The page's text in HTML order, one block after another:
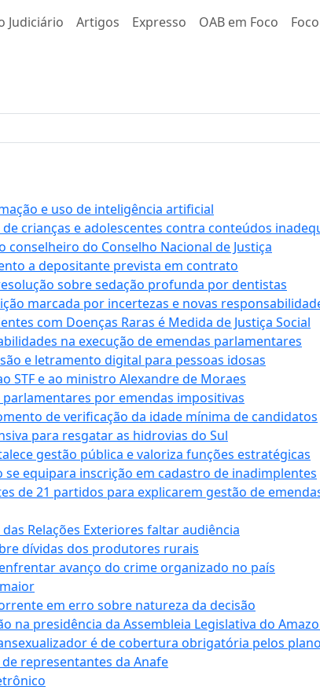
Judiciário Artigos Expresso OAB em Foco
e uso de inteligência artificial
crianças e adolescentes contra conteúdos
do Conselho Nacional de Justiça
a depositante prevista em contrato
sobre sedação profunda por dentistas
marcada por incertezas e novas
com Doenças Raras é Medida de Justiça Social
na execução de emendas parlamentares
e letramento digital para pessoas idosas
STF e ao ministro Alexandre de Moraes
por emendas impositivas
de verificação da idade mínima de candidatos
para resgatar as hidrovias do Sul
gestão pública e valoriza funções estratégicas
equipara inscrição em cadastro de inadimplentes
de 21 partidos para explicarem gestão de
Relações Exteriores faltar audiência
dívidas dos produtores rurais
avanço do crime organizado no país
em erro sobre natureza da decisão
na presidência da Assembleia Legislativa do
é de cobertura obrigatória pelos
representantes da Anafe